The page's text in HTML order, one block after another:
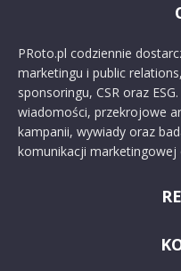
PRoto.pl codziennie
marketingu i public
sponsoringu, CSR oraz
wiadomości, przekrojowe
kampanii, wywiady oraz
komunikacji marketingowej